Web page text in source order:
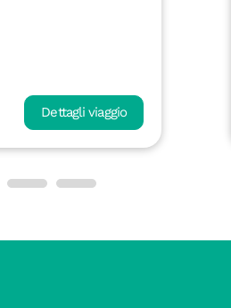
Dettagli viaggio